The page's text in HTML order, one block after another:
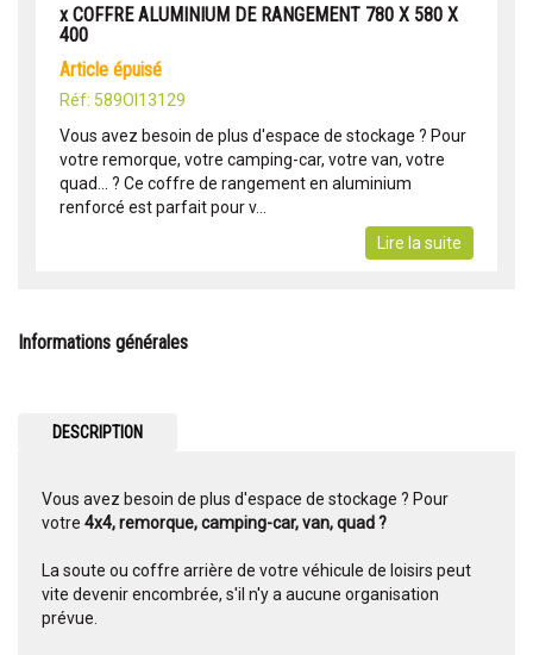
x COFFRE ALUMINIUM DE RANGEMENT 780 X 580 X
400
article épuisé
Réf: 589OI13129
Vous avez besoin de plus d'espace de stockage ? Pour
votre remorque, votre camping-car, votre van, votre
quad... ? Ce coffre de rangement en aluminium
renforcé est parfait pour v...
Lire la suite
Informations générales
DESCRIPTION
Vous avez besoin de plus d'espace de stockage ? Pour
votre 4x4, remorque, camping-car, van, quad ?
La soute ou coffre arrière de votre véhicule de loisirs peut
vite devenir encombrée, s'il n'y a aucune organisation
prévue.